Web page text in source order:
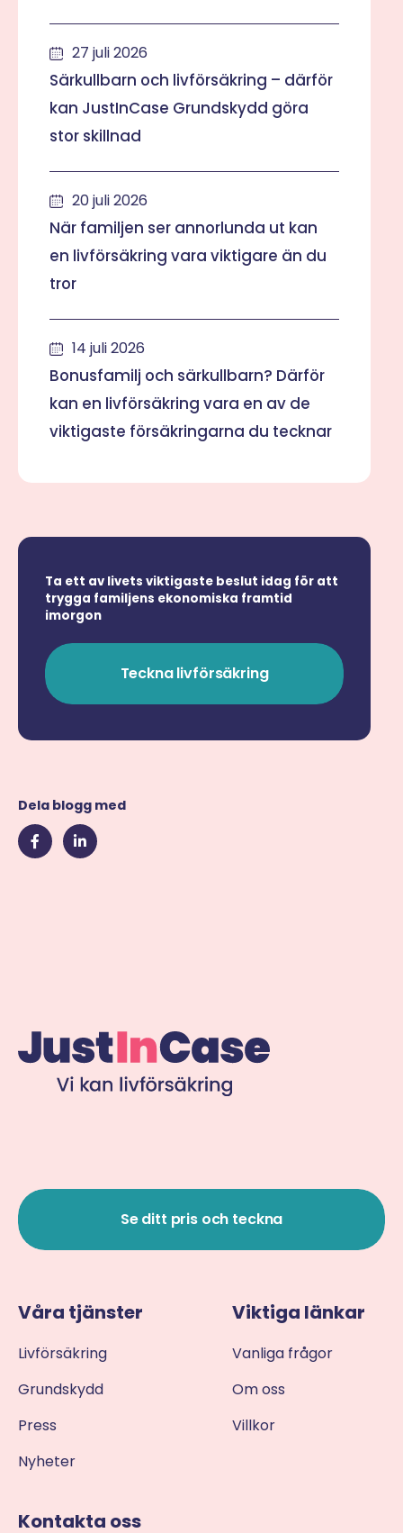
27 juli 2026
Särkullbarn och livförsäkring – därför
kan JustInCase Grundskydd göra
stor skillnad
20 juli 2026
När familjen ser annorlunda ut kan
en livförsäkring vara viktigare än du
tror
14 juli 2026
Bonusfamilj och särkullbarn? Därför
kan en livförsäkring vara en av de
viktigaste försäkringarna du tecknar
Ta ett av livets viktigaste beslut idag för att
trygga familjens ekonomiska framtid
imorgon
Teckna livförsäkring
Dela blogg med
Se ditt pris och teckna
Våra tjänster Viktiga länkar
Livförsäkring
Vanliga frågor
Grundskydd
Om oss
Press
Villkor
Nyheter
Kontakta oss